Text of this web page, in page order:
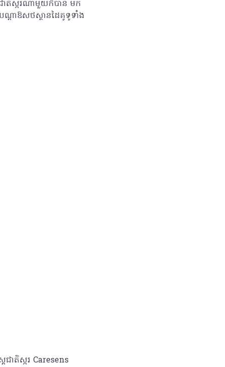
ាតិស្ករណាមួយក៏បាន មក
ណ្តាឱសថស្ថានដៃគូទូទាំង
ជាតិស្ករ Caresens